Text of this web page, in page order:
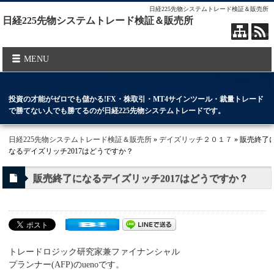
日経225先物システムトレード検証＆販売所
日経225先物システムトレード検証＆販売所
MENU
投資の才能がゼロでも儲かる!FX・株取引・MT4サインツール・裁量トレード
で勝てない人でも勝てるのが日経225先物システムトレードです。
日経225先物システムトレード検証＆販売所 »デイズリッチ２０１７ » 販売終了
なるデイズリッチ2017はどうですか？
販売終了になるデイズリッチ2017はどうですか？
トレードロジック研究家兼ファイナンシャル
プランナー(AFP)のuenoです。